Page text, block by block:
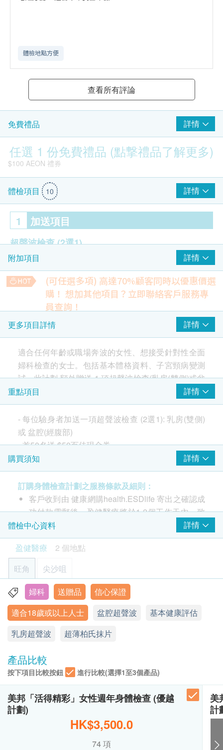
體檢地點方便
查看所有評論
免費禮品 詳情
任選 1 份免費禮品 (點撃禮品了解更多)
$100 AEON 禮券
$100 百佳電子禮券
$300 hutchgo.com 旅遊禮券
體檢項目 10 詳情
1 加送項目
超聲波檢查(2選1)
乳房 (雙側)
盆腔 (經腹部)
重點項目
子宮頸病變測試 (只限女士)
超薄柏氏抹片 (只適合有性經驗的女性檢查)
3 基本項目
基本健康評估
血壓
體質指標
身高
脈搏率
詳細醫學問卷
體重
報告
詳盡健康檢查報告連醫生註解及建議
醫護人員講解報告
附加項目 詳情
(可任選多項) 高達70%顧客同時以優惠價選
購！ 想加其他項目？立即聯絡客戶服務專
員查詢！
盆腔超聲波
包括盆腔及膀胱
1,350.0
肺X光片
HK$290.0
HK$2,310.0
超聲波檢查 (肝、膽)
HK$1,260.0
HK$1,260.0
全腹部超聲波 (肝、膽、脾、胰、腎、盤腔) - 女士
HK$2,890.0
膽固醇檢查組合
HK$
幽門螺旋菌吹氣測試
幽門螺旋菌可引致多種胃病，如胃痛、胃氣、胃炎、胃酸倒流
HK$800.0
空腹血糖檢查
HK$290.0
(女)微生物檢查 - 陰道分泌物
細菌培養, 滴蟲, 念珠菌, 淋球菌
HK$630.0
性病檢查組合
常見性病檢查包括：梅毒血清試驗, 愛滋病抗體, 衣原體抗體
及疱疹二型抗體
更多項目詳情 詳情
適合任何年齡或職場奔波的女性、想接受針對性全面
婦科檢查的女士。包括基本體格資料、子宮頸病變測
試。此計劃 額外贈送 1 項超聲波檢查(乳房(雙側)或盆
腔(經腹部))。
包括基本體格資料、子宮頸病變測試。此計劃額外贈
送一項超聲波檢查。
注意事項:
- 請詳閱以下「條款及細則」了解更多服務需知及注
意事項
重點項目 詳情
- 每位驗身者加送一項超聲波檢查 (2選1): 乳房(雙側)
或 盆腔(經腹部)
- 首50名送$50百佳現金券
購買須知
詳情
訂購身體檢查計劃之服務條款及細則：
客戶收到由 健康網購health.ESDlife 寄出之確認成
功付款電郵後，盈健醫療將於1-2個工作天內，致
電客戶預約身體檢查的時間及地點。
客戶亦可自行致電2397 2111 向體驗中心職員聯
絡。 (辦公時間：星期一至六；上午9時至下午6時
30分)
客戶必須於預約當天出示身份證及列印訂購確認信
以確認身份。
請注意: 由2025年6月9日起訂購之身體檢查計劃或
疫苗計劃，有效期延至6個月，客戶必須於6個月內
(由確認付款日期起計) 接受有關檢查，逾期作廢。
訂購一經確認，不設退款。
進行身體檢查後，一般情況下，可於7至10個工作
天內發出驗身報告。
除了個別計劃由醫生講解報告，一般情況下，將由
註冊護士在電話上講解，及安排領取報告事宜。
所有自選項目一經電話確認預約後，項目不得作出
附加項目檢驗者必須跟計劃檢驗者為同一人。
如有爭議，健康網購health.ESDlife 及盈健醫療保
體檢中心資料
詳情
盈健醫療
2 個地點
旺角
尖沙咀
旺角-健柏醫學造影中心：旺角彌敦道625及639號雅蘭中心
辦公樓一期7樓712室
星期日及公眾假期︰休息
婦科 送贈品
信心保證
適合18歲或以上人士
盆腔超聲波
基本健康評估
乳房超聲波
超薄柏氏抹片
產品比較
按下項目比較按鈕 進行比較(選擇1至3個產品)
美邦「活得精彩」女性週年身體檢查 (優越
計劃)
HK$3,500.0
74 項
美
計